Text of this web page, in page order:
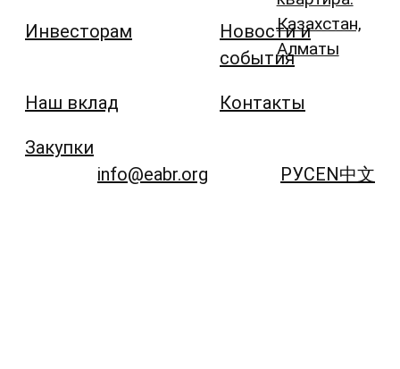
Инвесторам
Наш вклад
Закупки
Новости и
события
Контакты
Казахстан,
Алматы
info@eabr.org РУСEN中文